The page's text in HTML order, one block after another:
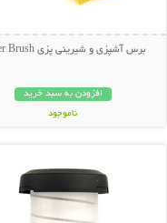
برس آشپزی و شیرینی پزی Better Brush
افزودن به سبد خرید
ناموجود